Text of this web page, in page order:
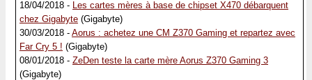
18/04/2018 - Les cartes mères à base de chipset X470 débarquent
chez Gigabyte (Gigabyte)
30/03/2018 - Aorus : achetez une CM Z370 Gaming et repartez avec
Far Cry 5 ! (Gigabyte)
08/01/2018 - ZeDen teste la carte mère Aorus Z370 Gaming 3
(Gigabyte)